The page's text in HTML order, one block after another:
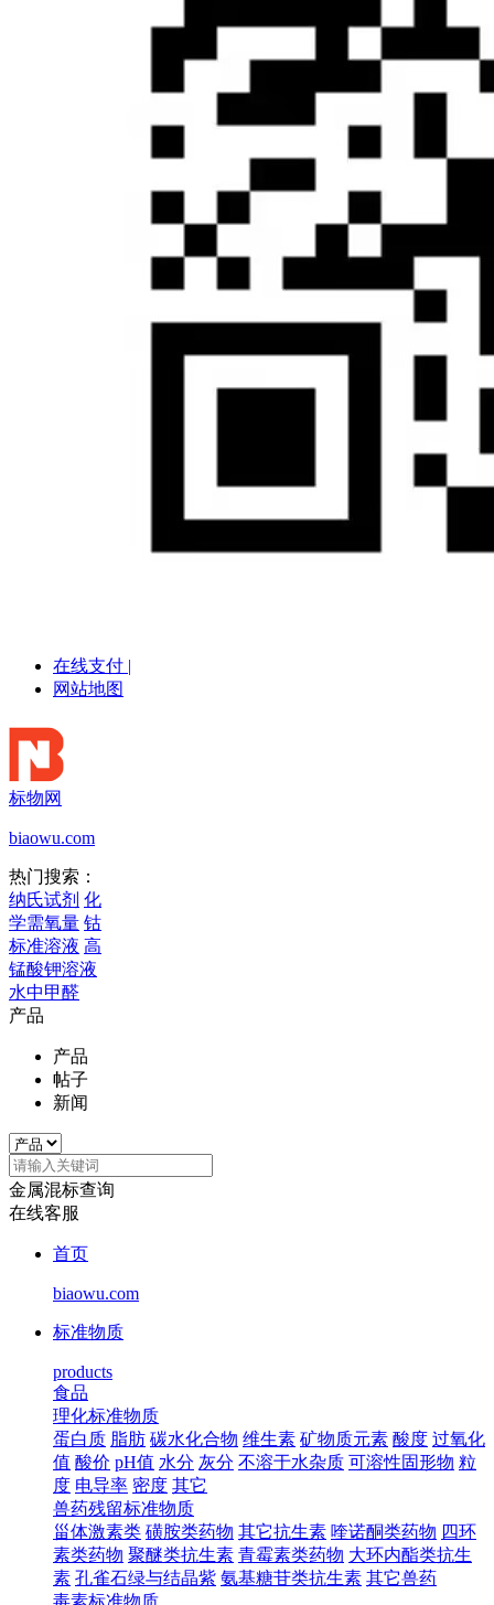
在线支付 |
网站地图
标物网
biaowu.com
热门搜索：
纳氏试剂 化
学需氧量 钴
标准溶液 高
锰酸钾溶液
水中甲醛
产品
产品
帖子
新闻
金属混标查询
在线客服
首页
biaowu.com
标准物质
products
食品
理化标准物质
蛋白质 脂肪 碳水化合物 维生素 矿物质元素 酸度 过氧化
值 酸价 pH值 水分 灰分 不溶于水杂质 可溶性固形物 粒
度 电导率 密度 其它
兽药残留标准物质
甾体激素类 磺胺类药物 其它抗生素 喹诺酮类药物 四环
素类药物 聚醚类抗生素 青霉素类药物 大环内酯类抗生
素 孔雀石绿与结晶紫 氨基糖苷类抗生素 其它兽药
毒素标准物质